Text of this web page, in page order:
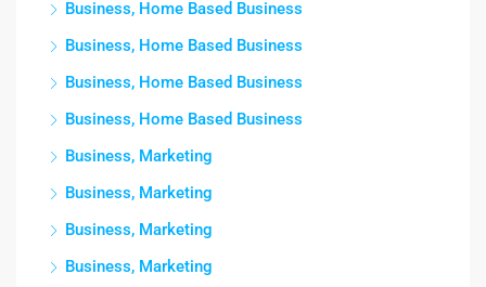
Business, Home Based Business
Business, Home Based Business
Business, Home Based Business
Business, Home Based Business
Business, Marketing
Business, Marketing
Business, Marketing
Business, Marketing